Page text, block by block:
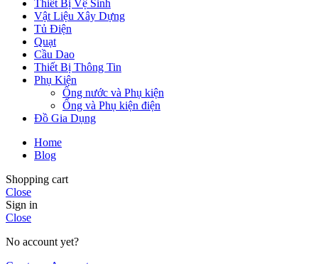
Thiết Bị Vệ Sinh
Vật Liệu Xây Dựng
Tủ Điện
Quạt
Cầu Dao
Thiết Bị Thông Tin
Phụ Kiện
Ống nước và Phụ kiện
Ống và Phụ kiện điện
Đồ Gia Dụng
Home
Blog
Shopping cart
Close
Sign in
Close
No account yet?